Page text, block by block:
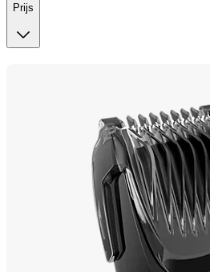
Prijs